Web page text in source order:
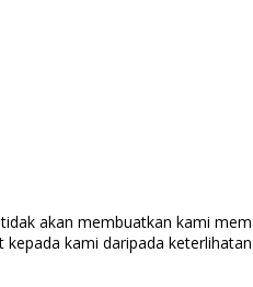
akan membuatkan kami
kami daripada